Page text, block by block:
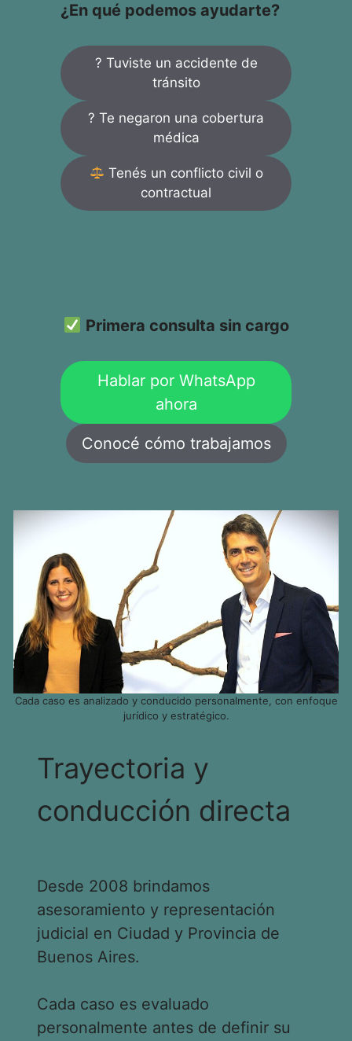
¿En qué podemos ayudarte?
? Tuviste un accidente de
tránsito
? Te negaron una cobertura
médica
Tenés un conflicto civil o
contractual
Primera consulta sin cargo
Hablar por WhatsApp
ahora
Conocé cómo trabajamos
Cada caso es analizado y conducido personalmente, con enfoque
jurídico y estratégico.
Trayectoria y
conducción directa
Desde 2008 brindamos
asesoramiento y representación
judicial en Ciudad y Provincia de
Buenos Aires.
Cada caso es evaluado
personalmente antes de definir su